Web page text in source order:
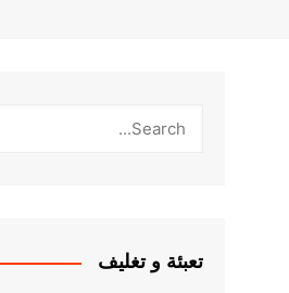
تعبئة و تغليف